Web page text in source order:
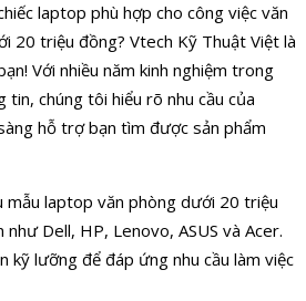
laptop phù hợp cho công việc văn
20 triệu đồng? Vtech Kỹ Thuật Việt là
Với nhiều năm kinh nghiệm trong
tin, chúng tôi hiểu rõ nhu cầu của
hỗ trợ bạn tìm được sản phẩm
mẫu laptop văn phòng dưới 20 triệu
Dell, HP, Lenovo, ASUS và Acer.
kỹ lưỡng để đáp ứng nhu cầu làm việc